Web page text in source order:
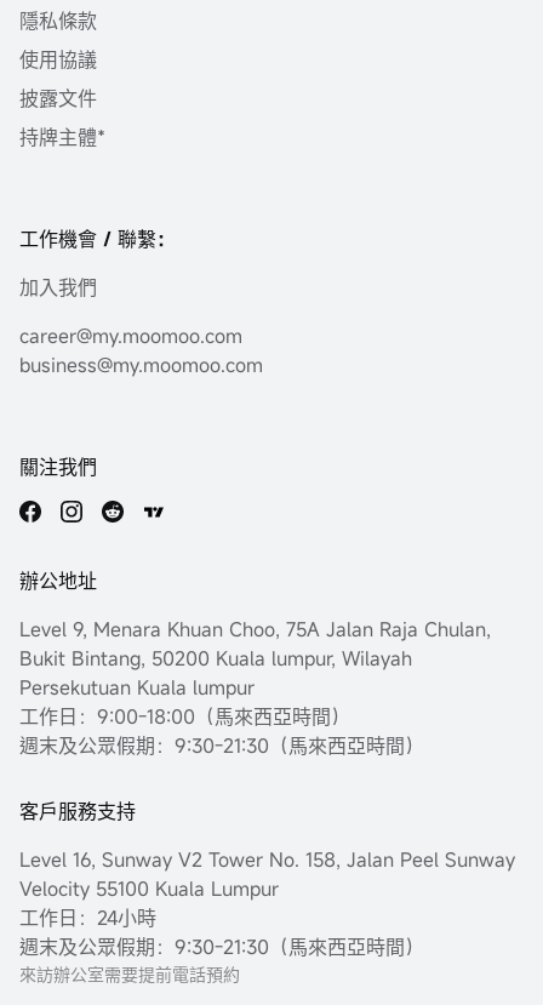
隱私條款
使用協議
披露文件
持牌主體*
工作機會 / 聯繫：
加入我們
career@my.moomoo.com
business@my.moomoo.com
關注我們
辦公地址
Level 9, Menara Khuan Choo, 75A Jalan Raja Chulan,
Bukit Bintang, 50200 Kuala lumpur, Wilayah
Persekutuan Kuala lumpur
工作日：9:00-18:00（馬來西亞時間）
週末及公眾假期：9:30-21:30（馬來西亞時間）
客戶服務支持
Level 16, Sunway V2 Tower No. 158, Jalan Peel Sunway
Velocity 55100 Kuala Lumpur
工作日：24小時
週末及公眾假期：9:30-21:30（馬來西亞時間）
來訪辦公室需要提前電話預約